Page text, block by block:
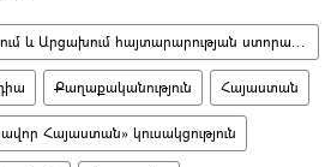
Իրադրությունը Հայաստանում և Արցախում հայտարարության ստորագրումից հետո
Քաղաքականություն Հայաստան
Հայաստան» կուսակցություն